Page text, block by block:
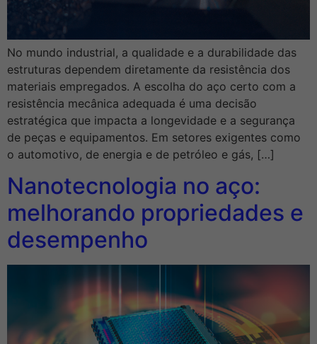
No mundo industrial, a qualidade e a durabilidade das
estruturas dependem diretamente da resistência dos
materiais empregados. A escolha do aço certo com a
resistência mecânica adequada é uma decisão
estratégica que impacta a longevidade e a segurança
de peças e equipamentos. Em setores exigentes como
o automotivo, de energia e de petróleo e gás, […]
Nanotecnologia no aço:
melhorando propriedades e
desempenho